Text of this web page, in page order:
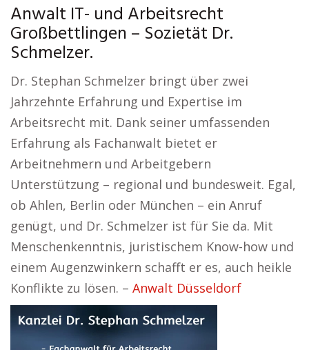
Anwalt IT- und Arbeitsrecht
Großbettlingen – Sozietät Dr.
Schmelzer.
Dr. Stephan Schmelzer bringt über zwei
Jahrzehnte Erfahrung und Expertise im
Arbeitsrecht mit. Dank seiner umfassenden
Erfahrung als Fachanwalt bietet er
Arbeitnehmern und Arbeitgebern
Unterstützung – regional und bundesweit. Egal,
ob Ahlen, Berlin oder München – ein Anruf
genügt, und Dr. Schmelzer ist für Sie da. Mit
Menschenkenntnis, juristischem Know-how und
einem Augenzwinkern schafft er es, auch heikle
Konflikte zu lösen. – Anwalt Düsseldorf